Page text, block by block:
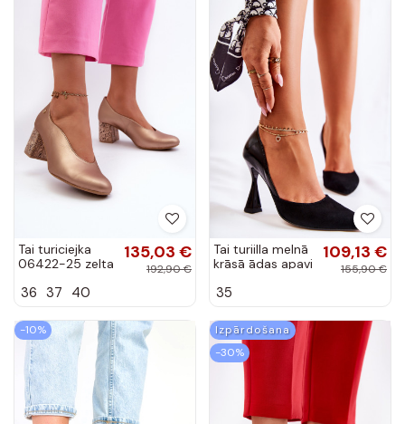
Tai turiciejka
06422-25 zelta
ādas apavi ar
135,03 €
192,90 €
36 37 40
Tai turiilla melnā
krāsā ādas apavi
degunām
109,13 €
155,90 €
35
-10%
Izpārdošana
-30%